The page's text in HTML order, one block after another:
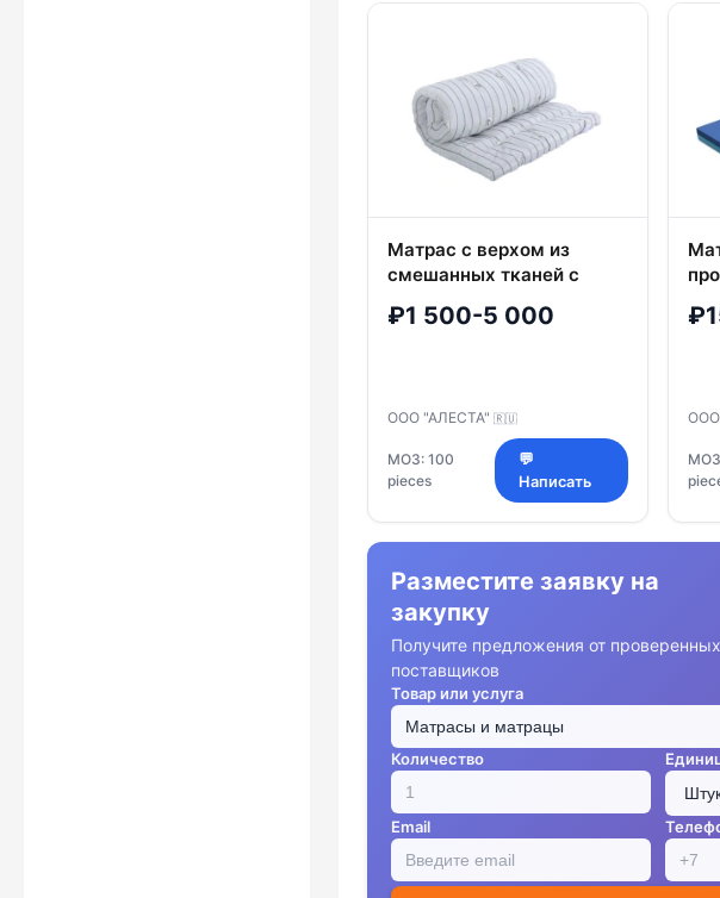
Матрас с верхом из
смешанных тканей с
наполнителем
₽1 500-5 000
ООО "АЛЕСТА" 🇷🇺
МОЗ: 100
pieces
💬
Написать
Разместите заявку на
закупку
Получите предложения от проверенных
поставщиков
Товар или услуга
Количество
Email